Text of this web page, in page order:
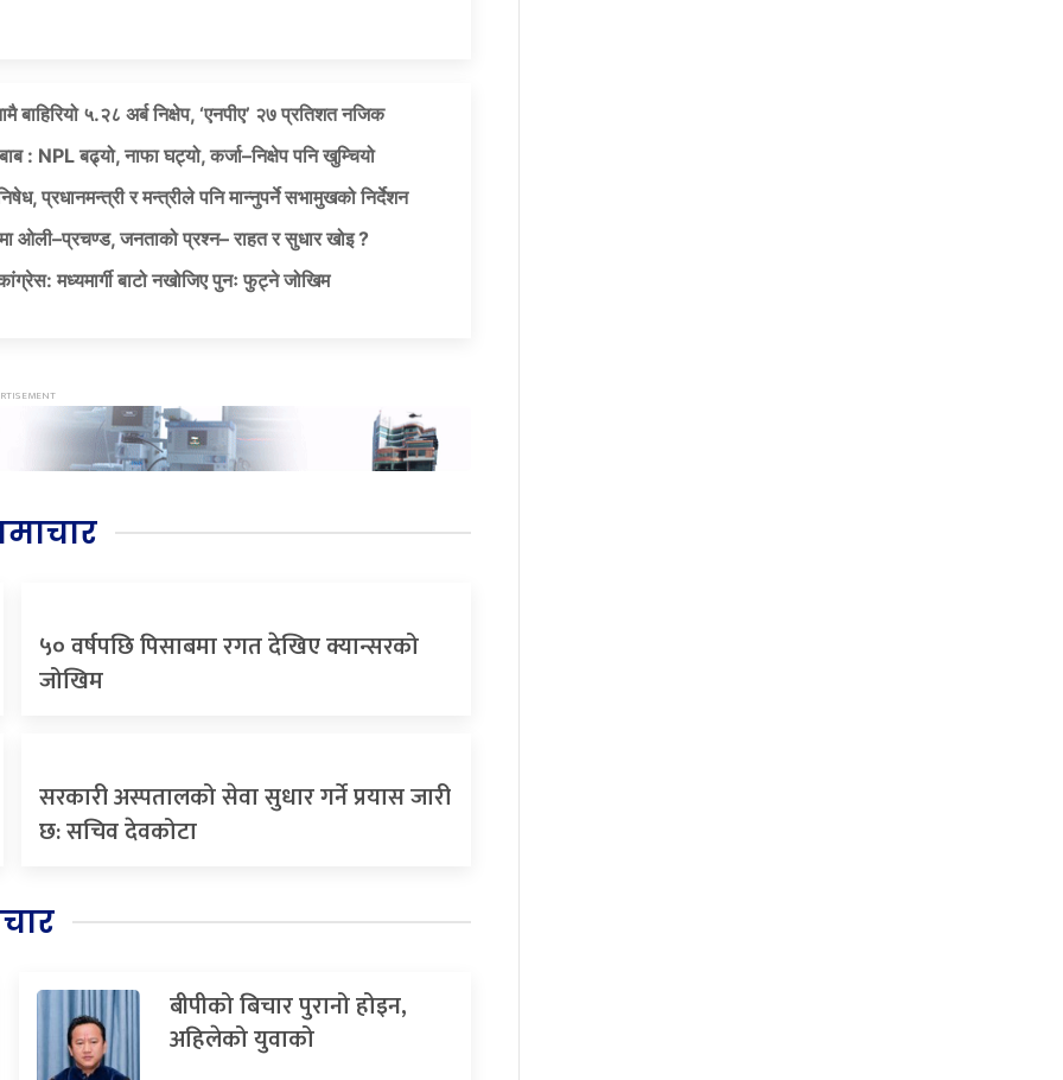
बाहिरियो ५.२८ अर्ब निक्षेप, ‘एनपीए’ २७ प्रतिशत नजिक
: NPL बढ्यो, नाफा घट्यो, कर्जा–निक्षेप पनि खुम्चियो
प्रधानमन्त्री र मन्त्रीले पनि मान्नुपर्ने सभामुखको निर्देशन
ओली–प्रचण्ड, जनताको प्रश्न– राहत र सुधार खोइ ?
मध्यमार्गी बाटो नखोजिए पुनः फुट्ने जोखिम
५० वर्षपछि पिसाबमा रगत देखिए क्यान्सरको
जोखिम
सरकारी अस्पतालको सेवा सुधार गर्ने प्रयास जारी
छ: सचिव देवकोटा
बीपीको बिचार पुरानो होइन,
अहिलेको युवाको